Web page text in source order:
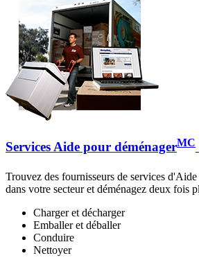
Services Aide pour déménagerMC
Trouvez des fournisseurs de services
dans votre secteur et déménagez deux fois
Charger et décharger
Emballer et déballer
Conduire
Nettoyer